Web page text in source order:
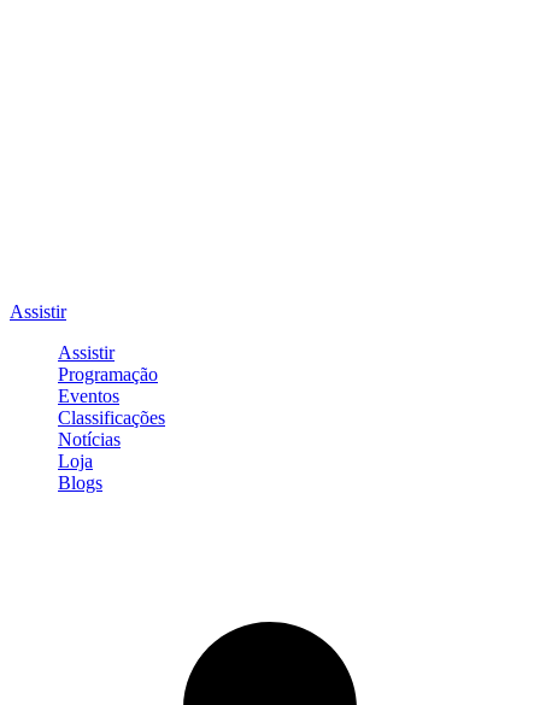
Assistir
Assistir
Programação
Eventos
Classificações
Notícias
Loja
Blogs